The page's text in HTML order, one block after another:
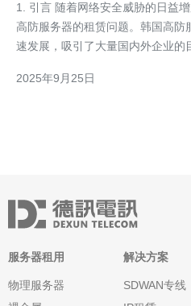
1. 引言 随着网络安全威胁的日益增加，越来越多的企业开始关注
高防服务器的租赁问题。韩国高
速发展，吸引了大量国内外企业的
技术的不断进步，企业对网络安全
2025年9月25日
服务器租用
物理服务器
解决方案
SDWAN专线